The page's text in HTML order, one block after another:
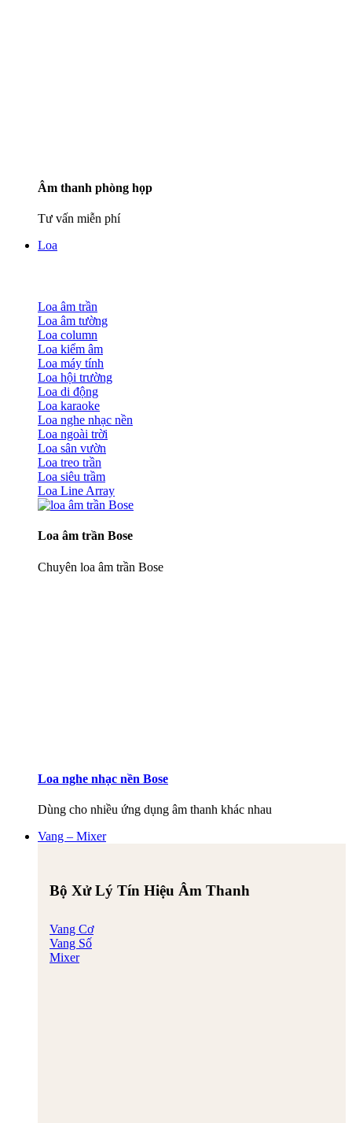
Âm thanh phòng họp
Tư vấn miễn phí
Loa
Loa âm trần
Loa âm tường
Loa column
Loa kiểm âm
Loa máy tính
Loa hội trường
Loa di động
Loa karaoke
Loa nghe nhạc nền
Loa ngoài trời
Loa sân vườn
Loa treo trần
Loa siêu trầm
Loa Line Array
Loa âm trần Bose
Chuyên loa âm trần Bose
Loa nghe nhạc nền Bose
Dùng cho nhiều ứng dụng âm thanh khác nhau
Vang – Mixer
Bộ Xử Lý Tín Hiệu Âm Thanh
Vang Cơ
Vang Số
Mixer